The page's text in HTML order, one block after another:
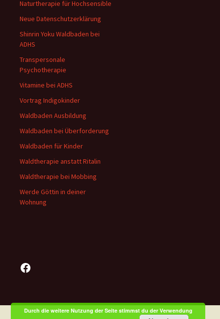
Naturtherapie für Hochsensible
Neue Datenschutzerklärung
Shinrin Yoku Waldbaden bei
ADHS
Transpersonale
Psychotherapie
Vitamine bei ADHS
Vortrag Indigokinder
Waldbaden Ausbildung
Waldbaden bei Überforderung
Waldbaden für Kinder
Waldtherapie anstatt Ritalin
Waldtherapie bei Mobbing
Werde Göttin in deiner
Wohnung
Facebook
Durch die weitere Nutzung der Seite stimmst du der Verwendung